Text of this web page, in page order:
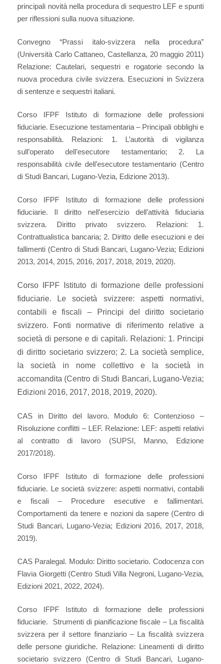
principali novità nella procedura di sequestro LEF e spunti
per riflessioni sulla nuova situazione.
Convegno “Prassi italo-svizzera nella procedura”
(Università Carlo Cattaneo, Castellanza, 20 maggio 2011)
Relazione: Cautelari, sequestri e rogatorie secondo la
nuova procedura civile svizzera. Esecuzioni in Svizzera
di sentenze e sequestri italiani.
Corso IFPF Istituto di formazione delle professioni
fiduciarie. Esecuzione testamentaria – Principali obblighi e
responsabilità. Relazioni: 1. L’autorità di vigilanza
sull’operato dell’esecutore testamentario; 2. La
responsabilità civile dell’esecutore testamentario (Centro
di Studi Bancari, Lugano-Vezia, Edizione 2013).
Corso IFPF Istituto di formazione delle professioni
fiduciarie. Il diritto nell’esercizio dell’attività fiduciaria
svizzera. Diritto privato svizzero. Relazioni: 1.
Contrattualistica bancaria; 2. Diritto delle esecuzioni e dei
fallimenti (Centro di Studi Bancari, Lugano-Vezia; Edizioni
2013, 2014, 2015, 2016, 2017, 2018, 2019, 2020).
Corso IFPF Istituto di formazione delle professioni
fiduciarie.
Le società svizzere: aspetti normativi,
contabili e fiscali – Principi del diritto societario
svizzero. Fonti normative di riferimento relative a
società di persone e di capitali. Relazioni: 1. Principi
di diritto societario svizzero; 2. La società semplice,
la società in nome collettivo e la società in
accomandita (Centro di Studi Bancari, Lugano-Vezia;
Edizioni 2016, 2017, 2018, 2019, 2020).
CAS in Diritto del lavoro. Modulo 6: Contenzioso –
Risoluzione conflitti – LEF. Relazione: LEF: aspetti relativi
al contratto di lavoro (SUPSI, Manno, Edizione
2017/2018).
Corso IFPF Istituto di formazione delle professioni
fiduciarie. Le società svizzere: aspetti normativi, contabili
e fiscali – Procedure esecutive e fallimentari.
Comportamenti da tenere e nozioni da sapere (Centro di
Studi Bancari, Lugano-Vezia; Edizioni 2016, 2017, 2018,
2019).
CAS Paralegal. Modulo: Diritto societario. Codocenza con
Flavia Giorgetti (Centro Studi Villa Negroni, Lugano-Vezia,
Edizioni 2021, 2022, 2024).
Corso IFPF Istituto di formazione delle professioni
fiduciarie. Strumenti di pianificazione fiscale – La fiscalità
svizzera per il settore finanziario – La fiscalità svizzera
delle persone giuridiche. Relazione: Lineamenti di diritto
societario svizzero (Centro di Studi Bancari, Lugano-